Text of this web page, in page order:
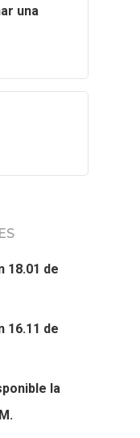
una
18.01 de
16.11 de
la